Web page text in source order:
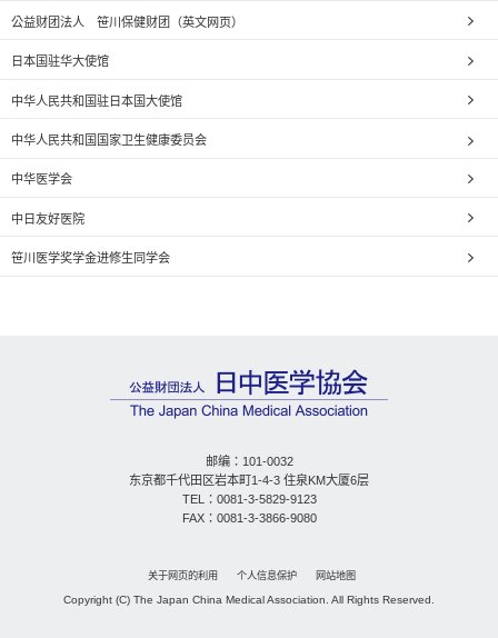
公益财团法人 笹川保健财团（英文网页）
日本国驻华大使馆
中华人民共和国驻日本国大使馆
中华人民共和国国家卫生健康委员会
中华医学会
中日友好医院
笹川医学奖学金进修生同学会
邮编：101-0032
东京都千代田区岩本町1-4-3 住泉KM大厦6层
TEL：0081-3-5829-9123
FAX：0081-3-3866-9080
关于网页的利用 个人信息保护 网站地图
Copyright (C) The Japan China Medical Association. All Rights Reserved.